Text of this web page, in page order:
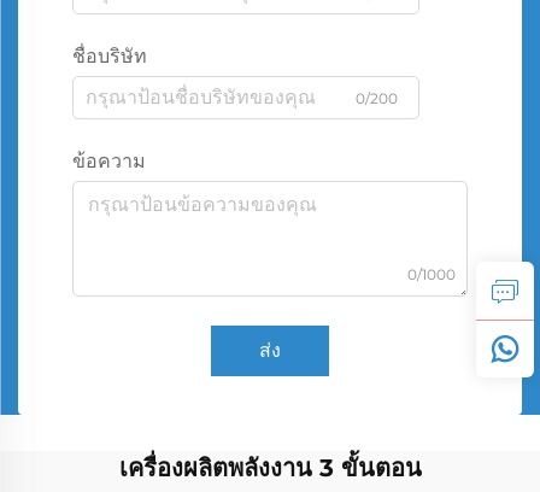
ชื่อบริษัท
0/200
ข้อความ
0/1000
ส่ง
เครื่องผลิตพลังงาน 3 ขั้นตอน